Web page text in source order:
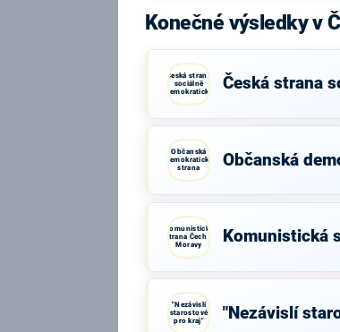
Konečné výsledky v
Česká strana
sociálně
demokratická
Česká strana
Občanská
demokratická
strana
Občanská
Komunistická
strana Čech a
Moravy
Komunistická
"Nezávislí
starostové
pro kraj"
"Nezávislí